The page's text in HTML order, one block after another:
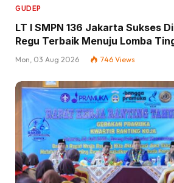
GUDEP
LT I SMPN 136 Jakarta Sukses
Regu Terbaik Menuju Lomba
Mon, 03 Aug 2026 746 Views